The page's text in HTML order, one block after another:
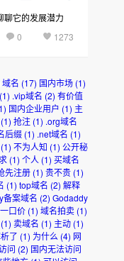
聊它的发展潜力
1273
0
域名 (17) 国内市场(1)
.vip域名 (2) 有价值
国内企业用户 (1) 主
抢注(1) .org域名
后缀(1) .net域名 (1)
不为人知 (1) 公开秘
(1) 个人 (1) 买域名
先注册(1) 贵不贵(1)
(1) top域名 (2) 解释
备案域名 (2) Godaddy
口价(1) 域名拍卖(1)
卖域名 (1) 主动(1)
了 (1) 为什么 (4) 网
问 (2) 国内无法访问